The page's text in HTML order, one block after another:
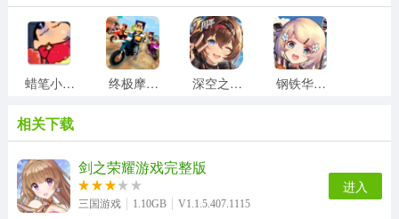
蜡笔小新大闯关正版 终极摩托车狂飙最新免费版 深空之眼无广告版 钢铁华尔兹正版
我被困在新手村了游戏官方最新版 创世战车游戏纯净最新版
相关下载
剑之荣耀游戏完整版
三国游戏 1.10GB V1.1.5.407.1115
进入